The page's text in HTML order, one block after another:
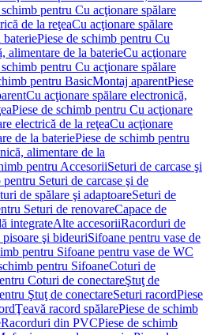
schimb pentru Cu acţionare spălare
de la reţeaCu acţionare spălare
bateriePiese de schimb pentru Cu
alimentare de la baterieCu acţionare
schimb pentru Cu acţionare spălare
pentru BasicMontaj aparentPiese
Cu acţionare spălare electronică,
Piese de schimb pentru Cu acţionare
electrică de la reţeaCu acţionare
de la bateriePiese de schimb pentru
alimentare de la
pentru AccesoriiSeturi de carcase şi
Seturi de carcase şi de
de spălare şi adaptoareSeturi de
Seturi de renovareCapace de
integrateAlte accesoriiRacorduri de
şi bideuriSifoane pentru vase de
pentru Sifoane pentru vase de WC
pentru SifoaneCoturi de
Coturi de conectareŞtuţ de
Ştuţ de conectareSeturi racordPiese
Ţeavă racord spălarePiese de schimb
Racorduri din PVCPiese de schimb